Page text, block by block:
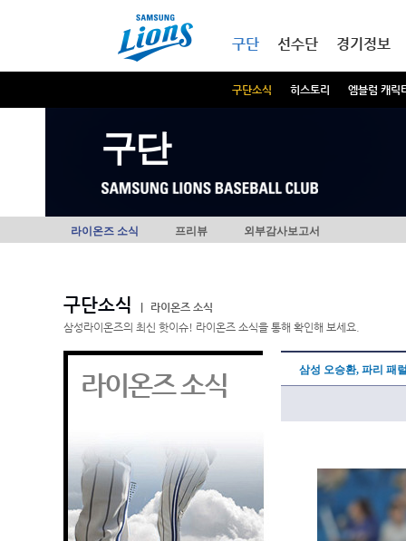
구단
구단소식 히스토리 엠블럼 캐릭
선수단 경기정보
구단
라이온즈 소식 프리뷰 외부감사보고서
구단소식
라이온즈 소식
삼성라이온즈의 최신 핫이슈! 라이온즈 소식을 통해 확인해 보세요.
라이온즈 소식 삼성 오승환, 파리 패